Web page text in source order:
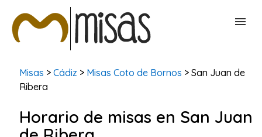
BUSCAR MISAS
Misas > Cádiz > Misas Coto de Bornos > San Juan de
Ribera
Horario de misas en San Juan